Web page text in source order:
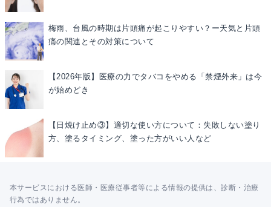
梅雨、台風の時期は片頭痛が起こりやすい？ー天気と片頭
痛の関連とその対策について
【2026年版】医療の力でタバコをやめる「禁煙外来」は今
が始めどき
【日焼け止め③】適切な使い方について：失敗しない塗り
方、塗るタイミング、塗った方がいい人など
本サービスにおける医師・医療従事者等による情報の提供は、診断・治療
行為ではありません。